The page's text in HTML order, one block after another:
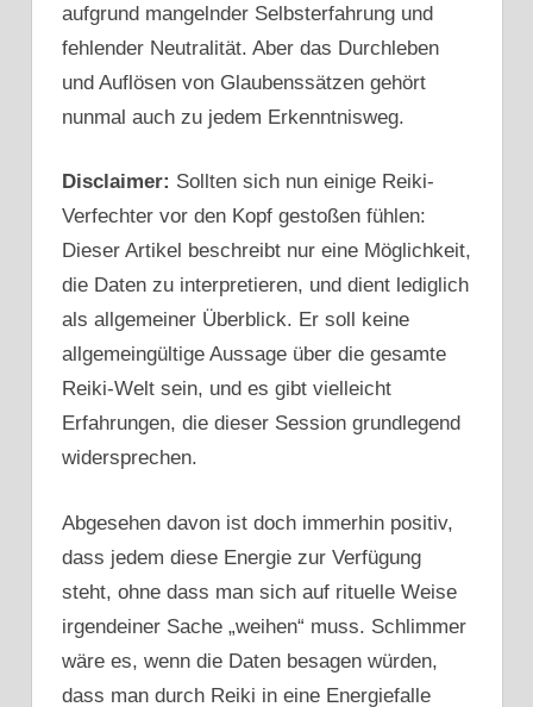
aufgrund mangelnder Selbsterfahrung und
fehlender Neutralität. Aber das Durchleben
und Auflösen von Glaubenssätzen gehört
nunmal auch zu jedem Erkenntnisweg.
Disclaimer: Sollten sich nun einige Reiki-
Verfechter vor den Kopf gestoßen fühlen:
Dieser Artikel beschreibt nur eine Möglichkeit,
die Daten zu interpretieren, und dient lediglich
als allgemeiner Überblick. Er soll keine
allgemeingültige Aussage über die gesamte
Reiki-Welt sein, und es gibt vielleicht
Erfahrungen, die dieser Session grundlegend
widersprechen.
Abgesehen davon ist doch immerhin positiv,
dass jedem diese Energie zur Verfügung
steht, ohne dass man sich auf rituelle Weise
irgendeiner Sache „weihen“ muss. Schlimmer
wäre es, wenn die Daten besagen würden,
dass man durch Reiki in eine Energiefalle